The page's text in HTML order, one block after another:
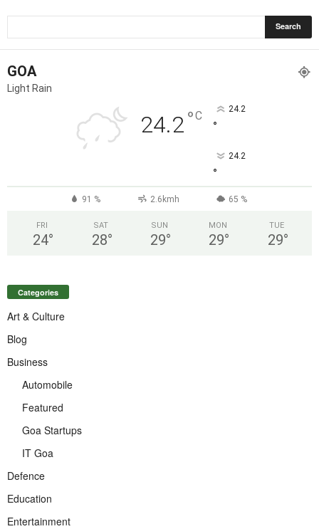
GOA
Light Rain
24.2°C 24.2
°
24.2
°
91 % 2.6kmh 65 %
FRI
24°
SAT
28°
SUN
29°
MON
29°
TUE
29°
Categories
Art & Culture
Blog
Business
Automobile
Featured
Goa Startups
IT Goa
Defence
Education
Entertainment